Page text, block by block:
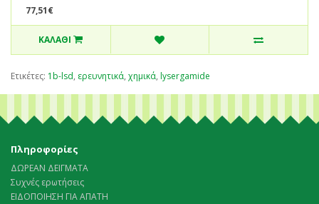
77,51€
ΚΑΛΆΘΙ
Ετικέτες: 1b-lsd, ερευνητικά, χημικά, lysergamide
Πληροφορίες
ΔΩΡΕΑΝ ΔΕΙΓΜΑΤΑ
Συχνές ερωτήσεις
ΕΙΔΟΠΟΙΗΣΗ ΓΙΑ ΑΠΑΤΗ